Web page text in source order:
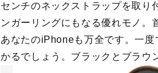
センチのネックストラップを取り
ンガーリングにもなる優れモノ。
あなたのiPhoneも万全です。一
かるでしょう。ブラックとブラウ